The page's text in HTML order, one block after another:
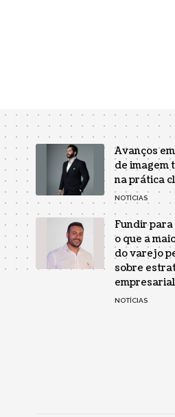
Avanços
de imagem
na prática
NOTÍCIAS
Fundir
o que a
do varejo
sobre
NOTÍCIAS